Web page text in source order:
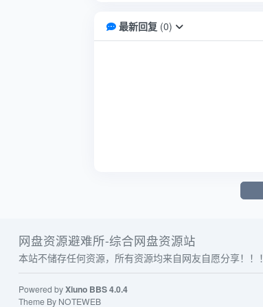
最新回复(0)
网盘资源避难所-综合网盘资源站
本站不储存任何资源，所有资源均来自网友自愿分享！！！
Powered byXiuno BBS4.0.4
Theme By NOTEWEB